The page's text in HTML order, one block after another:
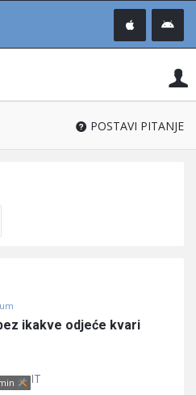
®
POSTAVI PITANJE
ikakve odjeće kvari
IT